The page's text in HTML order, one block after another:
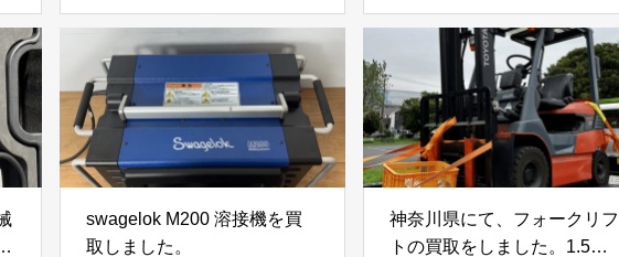
swagelok M200 溶接機を買
取しました。
神奈川県にて、フォークリフ
トの買取をしました。1.5ｔ